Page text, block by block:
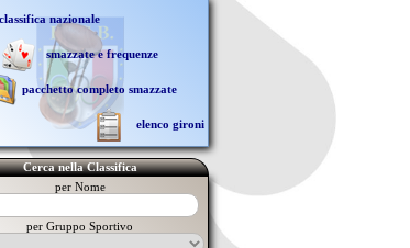
classifica nazionale
smazzate e frequenze
pacchetto completo smazzate
elenco gironi
Cerca nella Classifica
per Nome
per Gruppo Sportivo